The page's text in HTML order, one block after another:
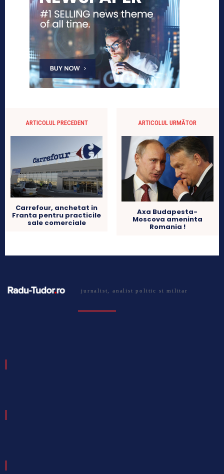
ARTICOLUL PRECEDENT
Carrefour, anchetat in
Franta pentru practicile
sale comerciale
ARTICOLUL URMĂTOR
Axa Budapesta-
Moscova ameninta
Romania !
jurnalist, analist politic si militar